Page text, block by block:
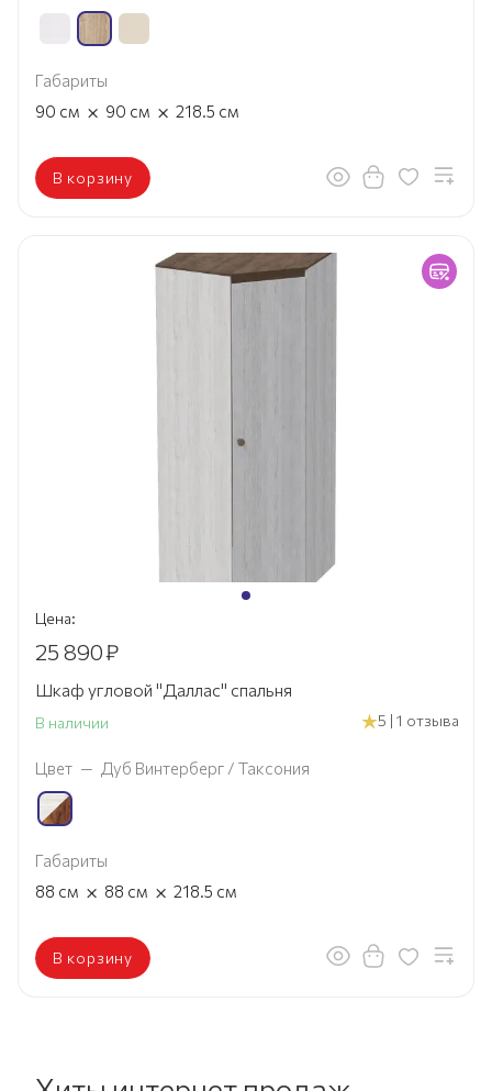
Габариты
90 см × 90 см × 218.5 см
В корзину
Цена:
25 890₽
Шкаф угловой "Даллас" спальня
В наличии 5 | 1 отзыва
Цвет — Дуб Винтерберг / Таксония
Габариты
88 см × 88 см × 218.5 см
В корзину